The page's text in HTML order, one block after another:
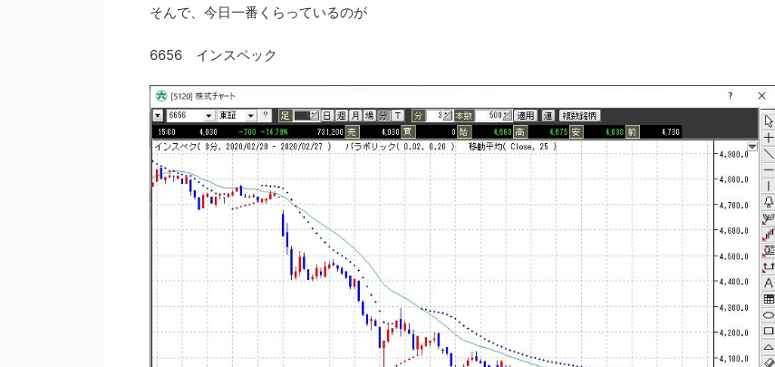
そんで、今日一番くらっているのが
6656 インスペック